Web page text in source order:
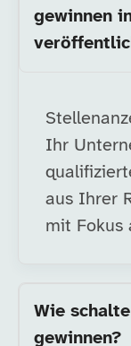
gewinnen
Ihr
aus Ihrer
mit Fokus
Wie
gewinnen?